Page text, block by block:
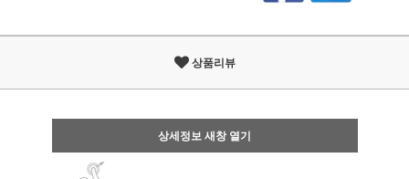
상품리뷰
상세정보 새창 열기